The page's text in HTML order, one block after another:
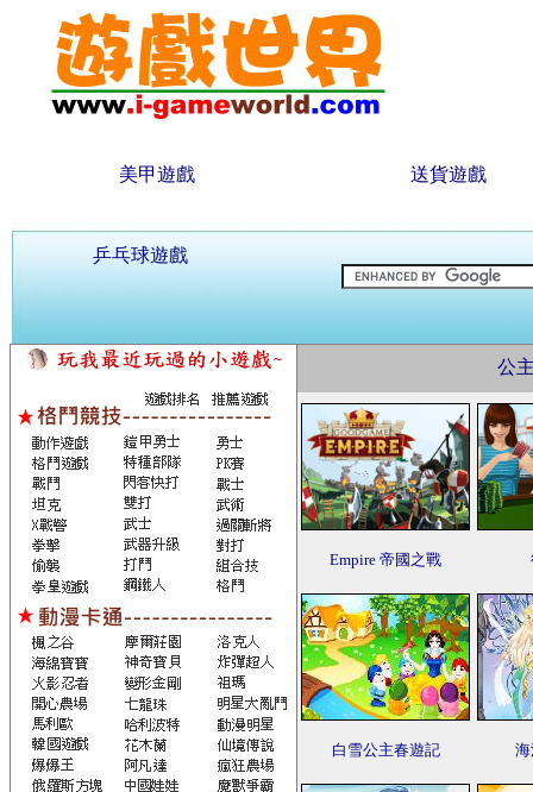
美甲遊戲 送貨遊戲
乒乓球遊戲
公
Empire 帝國之戰
白雪公主春遊記